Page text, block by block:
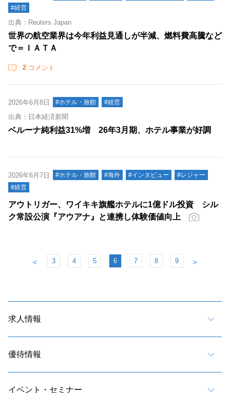
#経営
出典：Reuters Japan
世界の航空業界は今年利益見通しが半減、燃料費高騰など
で＝ＩＡＴＡ
2 コメント
2026年6月8日 #ホテル・旅館 #経営
出典：日本経済新聞
ベルーナ純利益31%増 26年3月期、ホテル事業が好調
2026年6月7日 #ホテル・旅館 #海外 #インタビュー
#レジャー
#経営
アウトリガー、ワイキキ旗艦ホテルに1億ドル投資 シル
ク常設公演『アウアナ』と連携し体験価値向上
＜ 3 4 5 6 7 8 9 ＞
求人情報
優待情報
イベント・セミナー